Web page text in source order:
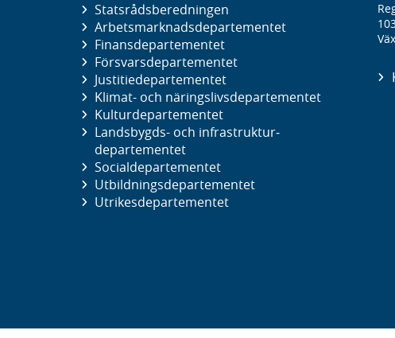
Statsrådsberedningen
Arbetsmarknads­departementet
Finans­departementet
Försvars­departementet
Justitie­departementet
Klimat- och näringslivs­departementet
Kultur­departementet
Landsbygds- och infrastruktur­
departementet
Social­departementet
Utbildnings­departementet
Utrikes­departementet